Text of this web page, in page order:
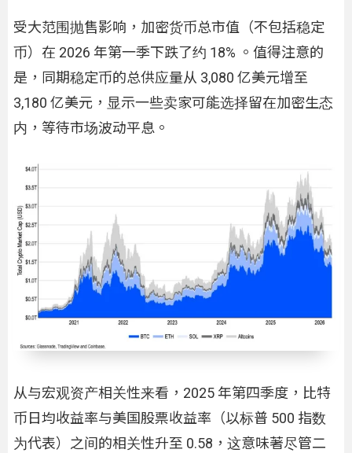
受大范围抛售影响，加密货币总市值（不包括稳定
币）在 2026 年第一季下跌了约 18% 。值得注意的
是，同期稳定币的总供应量从 3,080 亿美元增至
3,180 亿美元，显示一些卖家可能选择留在加密生态
内，等待市场波动平息。
从与宏观资产相关性来看，2025 年第四季度，比特
币日均收益率与美国股票收益率（以标普 500 指数
为代表）之间的相关性升至 0.58，这意味著尽管二